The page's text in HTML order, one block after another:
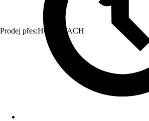
Prodej přes:HORNBACH